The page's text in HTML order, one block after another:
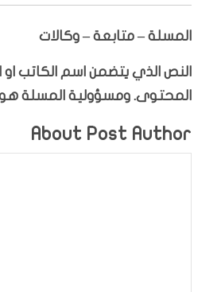
المسلة – متابعة – وكالات
النص الذي يتضمن اسم الكاتب او
المحتوى. ومسؤولية المسلة هو
About Post Author